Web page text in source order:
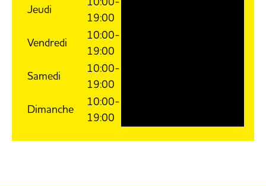
Jeudi
19:00
Vendredi
10:00-
19:00
Samedi
10:00-
19:00
Dimanche
10:00-
19:00